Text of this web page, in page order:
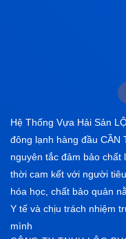
Hệ Thống Vựa Hải Sản
đông lạnh hàng đầu CẦN
nguyên tắc đảm bảo
thời cam kết với người
hóa học, chất bảo quản
Y tế và chịu trách nhiệm
mình